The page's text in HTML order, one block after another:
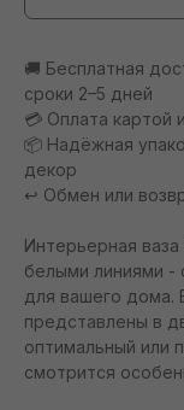
🚚 Бесплатная
сроки 2–5 дней
💳 Оплата картой
📦 Надёжная
декор
↩️ Обмен или
Интерьерная
белыми линиями -
для вашего дома.
представлены в
оптимальный или
смотрится